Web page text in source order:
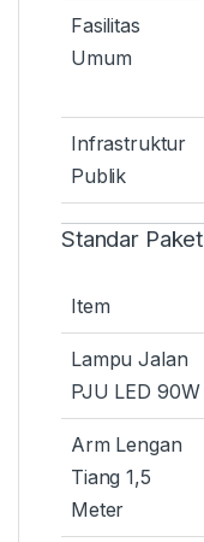
Fasilitas
Umum
Infrastruktur
Publik
Standar Paket
Item
Lampu Jalan
PJU LED 90W
Arm Lengan
Tiang 1,5
Meter